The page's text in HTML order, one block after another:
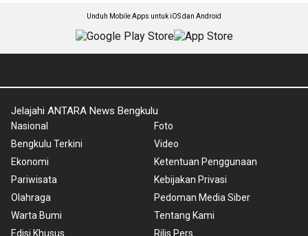
Unduh Mobile Apps untuk iOS dan Android
Jelajahi ANTARA News Bengkulu
Nasional
Bengkulu Terkini
Ekonomi
Pariwisata
Olahraga
Warta Bumi
Edisi Khusus
Foto
Video
Ketentuan Penggunaan
Kebijakan Privasi
Pedoman Media Siber
Tentang Kami
Rilis Pers